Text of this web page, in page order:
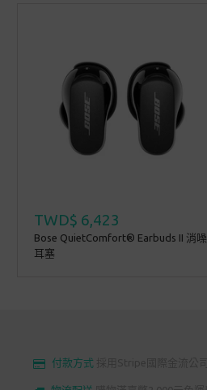
TWD$ 6,423
Bose QuietComfort® Earbuds II 消噪
耳塞
付款方式